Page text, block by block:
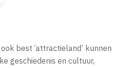
best ‘attractieland’ kunnen
geschiedenis en cultuur,